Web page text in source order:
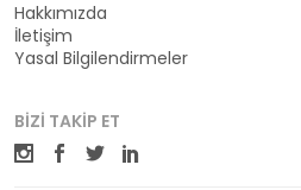
Hakkımızda
İletişim
Yasal Bilgilendirmeler
BIZI TAKIP ET